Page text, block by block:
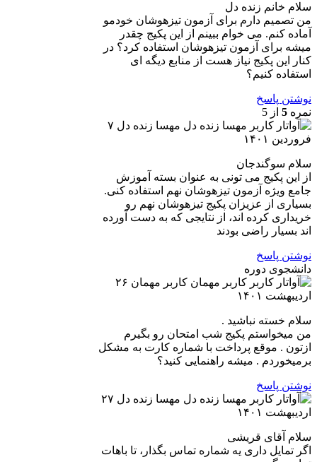
سلام خانم زنده دل
من تصمیم دارم برای آزمون تیزهوشان خودمو
آماده کنم. می خوام ببینم از این پکیج چقدر
میشه برای آزمون تیزهوشان استفاده کرد؟ در
کنار این پکیج نیاز هست از منابع دیگه ای
استفاده کنیم؟
نوشتن پاسخ
نمره 5 از 5
مهسا زنده دل ۷
فروردین ۱۴۰۱
سلام سوگندجان
از این پکیج می تونی به عنوان بسته آموزش
جامع ویژه آزمون تیزهوشان نهم استفاده کنی.
بسیاری از عزیزان پکیج تیزهوشان نهم رو
خریداری کرده اند، از نتایجی که به دست آورده
اند بسیار راضی بودند
نوشتن پاسخ
دانشجوی دوره
کاربر مهمان ۲۶
اردیبهشت ۱۴۰۱
سلام خسته نباشید .
من میخواستم پکیج شب امتحان رو بگیرم
ازتون . موقع پرداخت با شماره کارت به مشکل
برمیخوردم . میشه راهنمایی کنید؟
نوشتن پاسخ
مهسا زنده دل ۲۷
اردیبهشت ۱۴۰۱
سلام آقای قریشی
اگر تمایل داری یه شماره تماس بگذار، تا باهات